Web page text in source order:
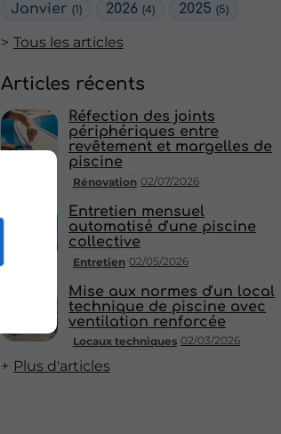
Janvier (1) 2026(4) 2025(5)
Tous les articles
Articles récents
Rénovation 02/07/2026
Réfection des joints
périphériques entre
revêtement et margelles de
piscine
Entretien 02/05/2026
Entretien mensuel
automatisé d'une piscine
collective
Locaux techniques 02/03/2026
Mise aux normes d'un local
technique de piscine avec
ventilation renforcée
Plus d'articles